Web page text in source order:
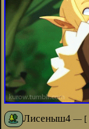
Лисеныш4— [